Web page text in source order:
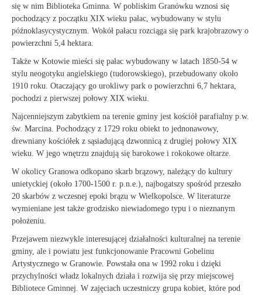
się w nim Biblioteka Gminna. W pobliskim Granówku wznosi się
pochodzący z początku XIX wieku pałac, wybudowany w stylu
późnoklasycystycznym. Wokół pałacu rozciąga się park krajobrazowy o
powierzchni 5,4 hektara.
Także w Kotowie mieści się pałac wybudowany w latach 1850-54 w
stylu neogotyku angielskiego (tudorowskiego), przebudowany około
1910 roku. Otaczający go urokliwy park o powierzchni 6,7 hektara,
pochodzi z pierwszej połowy XIX wieku.
Najcenniejszym zabytkiem na terenie gminy jest kościół parafialny p.w.
św. Marcina. Pochodzący z 1729 roku obiekt to jednonawowy,
drewniany kościółek z sąsiadującą dzwonnicą z drugiej połowy XIX
wieku. W jego wnętrzu znajdują się barokowe i rokokowe ołtarze.
W okolicy Granowa odkopano skarb brązowy, należący do kultury
unietyckiej (około 1700-1500 r. p.n.e.), najbogatszy spośród przeszło
20 skarbów z wczesnej epoki brązu w Wielkopolsce. W literaturze
wymieniane jest także grodzisko niewiadomego typu i o nieznanym
położeniu.
Przejawem niezwykle interesującej działalności kulturalnej na terenie
gminy, ale i powiatu jest funkcjonowanie Pracowni Gobelinu
Artystycznego w Granowie. Powstała ona w 1992 roku i dzięki
przychylności władz lokalnych działa i rozwija się przy miejscowej
Bibliotece Gminnej. W zajęciach uczestniczy grupa kobiet, które pod